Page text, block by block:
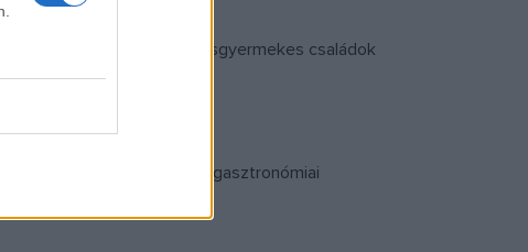
hatalmas sikere volt a kisgyermekes családok
tartott előadást, majd gasztronómiai